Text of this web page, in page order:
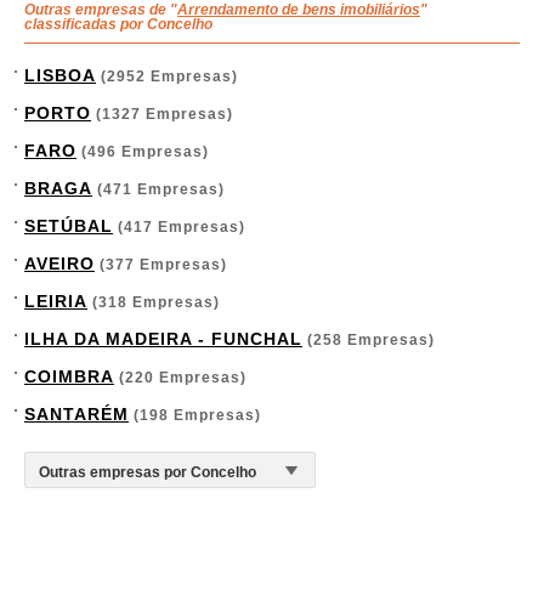
Outras empresas de "Arrendamento de bens imobiliários"
classificadas por Concelho
LISBOA (2952 Empresas)
PORTO (1327 Empresas)
FARO (496 Empresas)
BRAGA (471 Empresas)
SETÚBAL (417 Empresas)
AVEIRO (377 Empresas)
LEIRIA (318 Empresas)
ILHA DA MADEIRA - FUNCHAL (258 Empresas)
COIMBRA (220 Empresas)
SANTARÉM (198 Empresas)